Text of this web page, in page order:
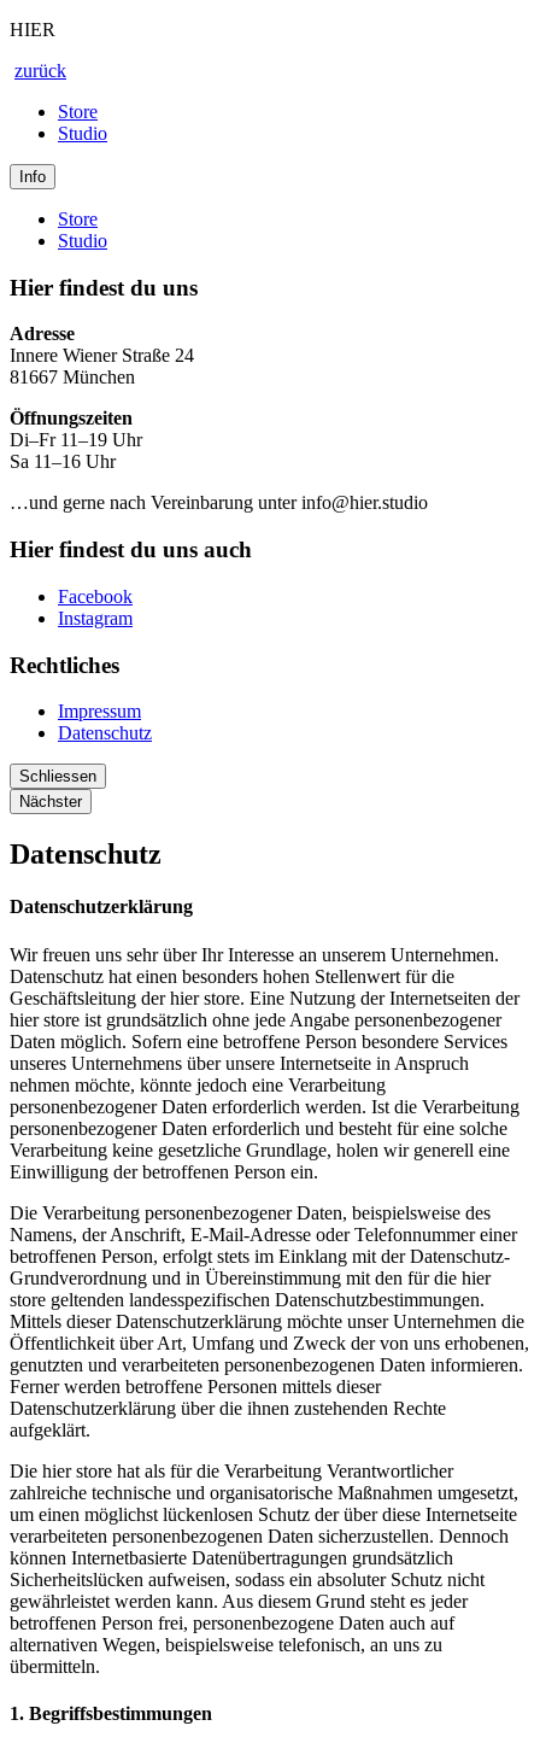
HIER
zurück
Store
Studio
Info
Store
Studio
Hier findest du uns
Adresse
Innere Wiener Straße 24
81667 München
Öffnungszeiten
Di–Fr 11–19 Uhr
Sa 11–16 Uhr
…und gerne nach Vereinbarung unter info@hier.studio
Hier findest du uns auch
Facebook
Instagram
Rechtliches
Impressum
Datenschutz
Schliessen
Nächster
Datenschutz
Datenschutzerklärung
Wir freuen uns sehr über Ihr Interesse an unserem Unternehmen.
Datenschutz hat einen besonders hohen Stellenwert für die
Geschäftsleitung der hier store. Eine Nutzung der Internetseiten der
hier store ist grundsätzlich ohne jede Angabe personenbezogener
Daten möglich. Sofern eine betroffene Person besondere Services
unseres Unternehmens über unsere Internetseite in Anspruch
nehmen möchte, könnte jedoch eine Verarbeitung
personenbezogener Daten erforderlich werden. Ist die Verarbeitung
personenbezogener Daten erforderlich und besteht für eine solche
Verarbeitung keine gesetzliche Grundlage, holen wir generell eine
Einwilligung der betroffenen Person ein.
Die Verarbeitung personenbezogener Daten, beispielsweise des
Namens, der Anschrift, E-Mail-Adresse oder Telefonnummer einer
betroffenen Person, erfolgt stets im Einklang mit der Datenschutz-
Grundverordnung und in Übereinstimmung mit den für die hier
store geltenden landesspezifischen Datenschutzbestimmungen.
Mittels dieser Datenschutzerklärung möchte unser Unternehmen die
Öffentlichkeit über Art, Umfang und Zweck der von uns erhobenen,
genutzten und verarbeiteten personenbezogenen Daten informieren.
Ferner werden betroffene Personen mittels dieser
Datenschutzerklärung über die ihnen zustehenden Rechte
aufgeklärt.
Die hier store hat als für die Verarbeitung Verantwortlicher
zahlreiche technische und organisatorische Maßnahmen umgesetzt,
um einen möglichst lückenlosen Schutz der über diese Internetseite
verarbeiteten personenbezogenen Daten sicherzustellen. Dennoch
können Internetbasierte Datenübertragungen grundsätzlich
Sicherheitslücken aufweisen, sodass ein absoluter Schutz nicht
gewährleistet werden kann. Aus diesem Grund steht es jeder
betroffenen Person frei, personenbezogene Daten auch auf
alternativen Wegen, beispielsweise telefonisch, an uns zu
übermitteln.
1. Begriffsbestimmungen